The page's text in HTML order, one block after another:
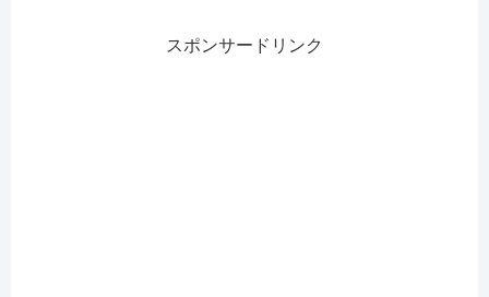
スポンサードリンク